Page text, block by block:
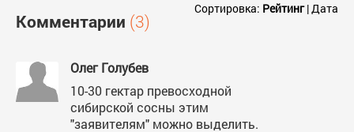
Комментарии (3)
Сортировка: Рейтинг|Дата
Олег Голубев
10-30 гектар превосходной
сибирской сосны этим
"заявителям" можно выделить.